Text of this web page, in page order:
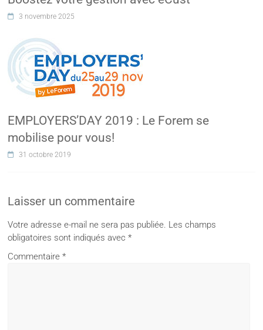
3 novembre 2025
EMPLOYERS’DAY 2019 : Le Forem se
mobilise pour vous!
31 octobre 2019
Laisser un commentaire
Votre adresse e-mail ne sera pas publiée. Les champs
obligatoires sont indiqués avec*
Commentaire*